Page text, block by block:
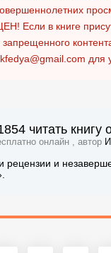
Если в книге
запрещенного
для
читать книгу
онлайн , автор
рецензии и